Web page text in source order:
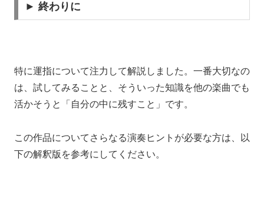
► 終わりに
特に運指について注力して解説しました。一番大切なの
は、試してみることと、そういった知識を他の楽曲でも
活かそうと「自分の中に残すこと」です。
この作品についてさらなる演奏ヒントが必要な方は、以
下の解釈版を参考にしてください。